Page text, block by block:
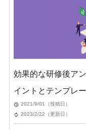
効果的な研修後ア
イントとテンプレ
2021/9/01（投稿日）
2023/2/22（更新日）